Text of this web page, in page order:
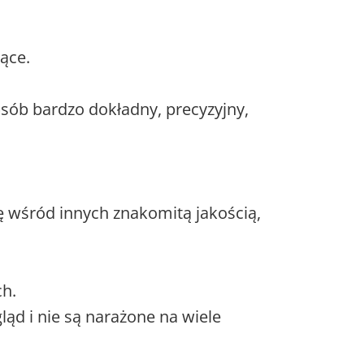
bardzo dokładny, precyzyjny,
wśród innych znakomitą jakością,
i nie są narażone na wiele